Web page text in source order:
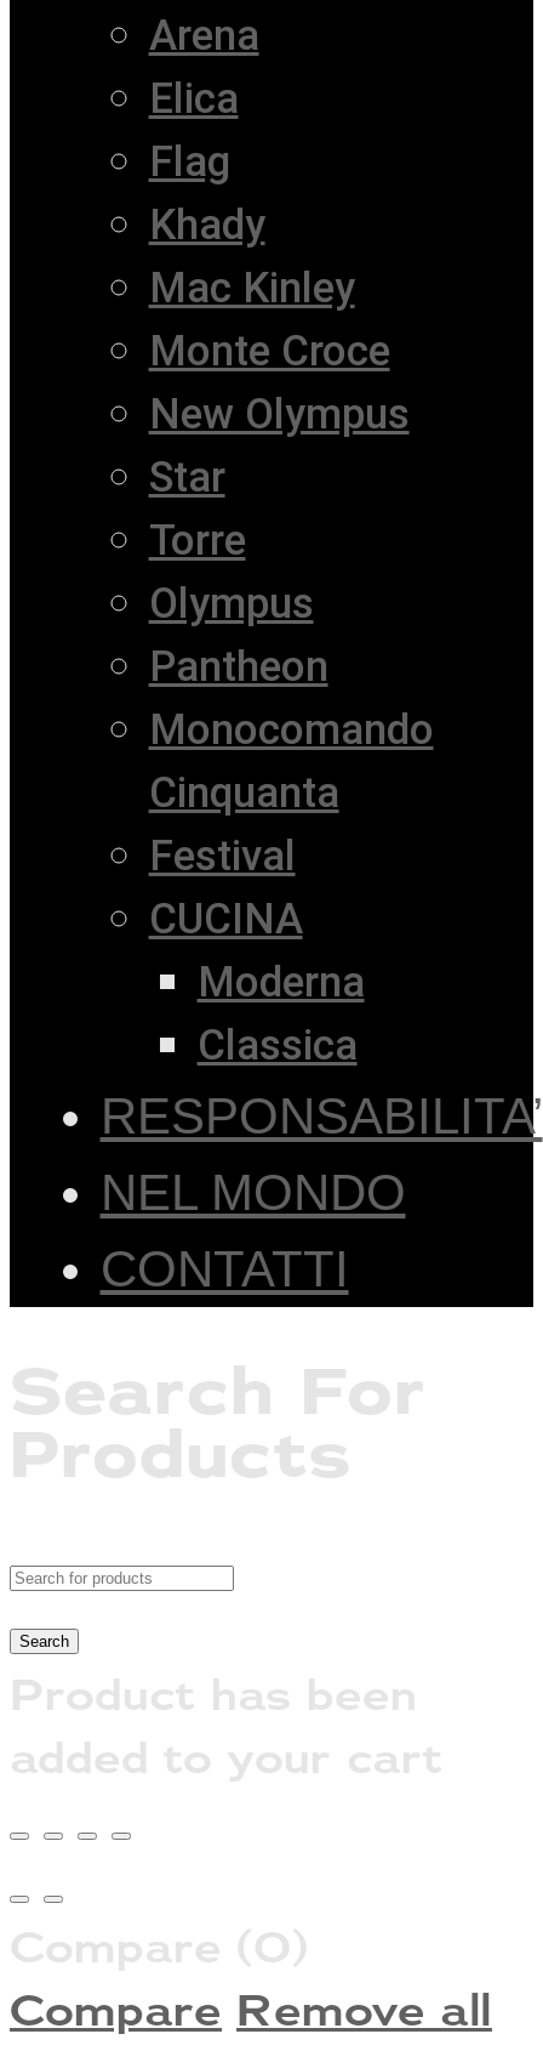
Arena
Elica
Flag
Khady
Mac Kinley
Monte Croce
New Olympus
Star
Torre
Olympus
Pantheon
Monocomando
Cinquanta
Festival
CUCINA
Moderna
Classica
RESPONSABILITA’
NEL MONDO
CONTATTI
Search For
Products
Product has been
added to your cart
Compare (0)
Compare Remove all